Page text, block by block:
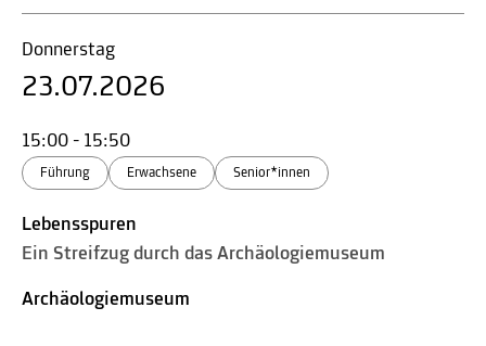
Donnerstag
23.07.2026
15:00 - 15:50
Führung Erwachsene Senior*innen
Lebensspuren
Ein Streifzug durch das Archäologiemuseum
Archäologiemuseum